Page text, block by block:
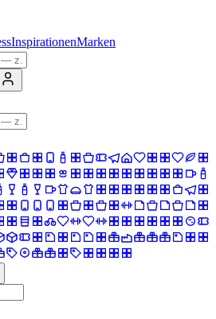
InspirationenMarken